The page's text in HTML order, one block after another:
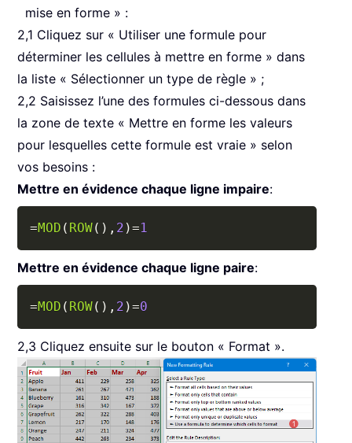
mise en forme » :
2,1 Cliquez sur « Utiliser une formule pour
déterminer les cellules à mettre en forme » dans
la liste « Sélectionner un type de règle » ;
2,2 Saisissez l’une des formules ci-dessous dans
la zone de texte « Mettre en forme les valeurs
pour lesquelles cette formule est vraie » selon
vos besoins :
Mettre en évidence chaque ligne impaire:
=MOD ( ROW( ) , 2 )=1
Mettre en évidence chaque ligne paire:
=MOD ( ROW( ) , 2 )=0
2,3 Cliquez ensuite sur le bouton « Format ».